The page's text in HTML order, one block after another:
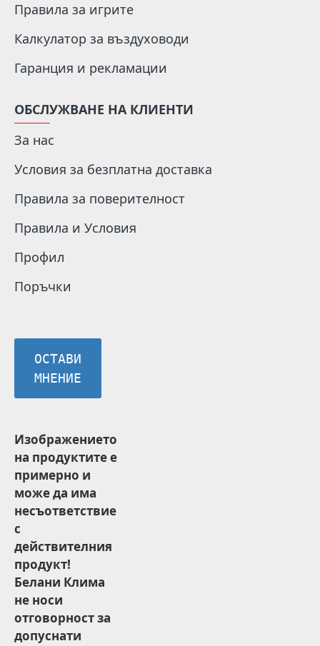
Правила за игрите
Калкулатор за въздуховоди
Гаранция и рекламации
ОБСЛУЖВАНЕ НА КЛИЕНТИ
За нас
Условия за безплатна доставка
Правила за поверителност
Правила и Условия
Профил
Поръчки
ОСТАВИ
МНЕНИЕ
Изображението
на продуктите е
примерно и
може да има
несъответствие
с
действителния
продукт!
Белани Клима
не носи
отговорност за
допуснати